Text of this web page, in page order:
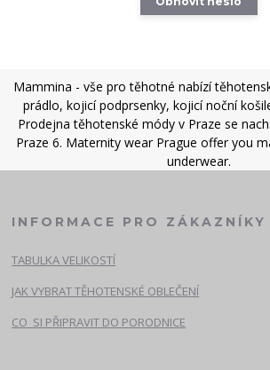
Mammina - vše pro těhotné nabízí
prádlo, kojicí podprsenky, kojicí noční
Prodejna těhotenské módy v Praze se
Praze 6. Maternity wear Prague offer you
underwear.
INFORMACE PRO ZÁKAZNÍKY
TABULKA VELIKOSTÍ
JAK VYBRAT TĚHOTENSKÉ OBLEČENÍ
CO SI PŘIPRAVIT DO PORODNICE